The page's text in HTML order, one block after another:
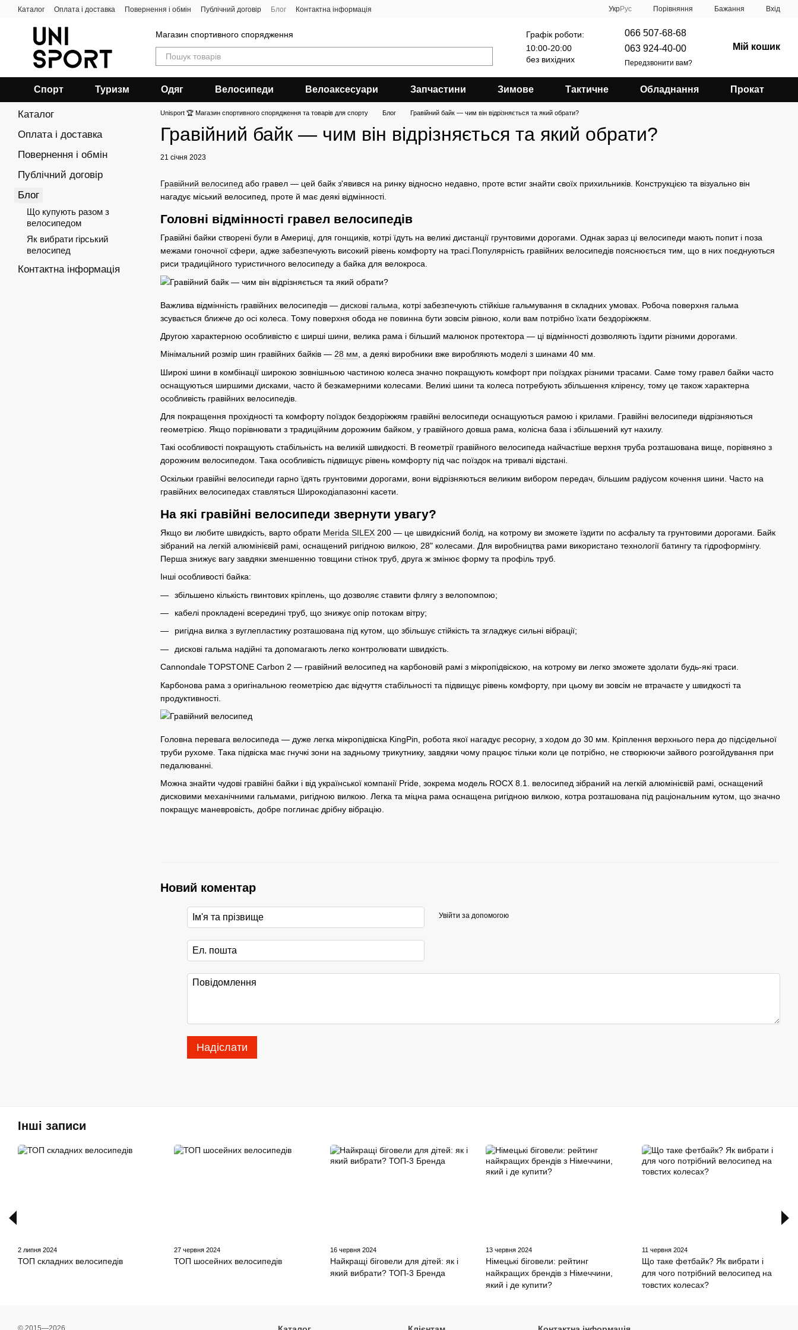
Перейти до основного контенту
Каталог Оплата і доставка Повернення і обмін Публічний договір Блог Контактна інформація УкрРус Порівняння Бажання Вхід
Магазин спортивного спорядження
Графік роботи:
10:00-20:00
без вихідних
066 507-68-68
063 924-40-00
Передзвонити вам?
Мій кошик
Спорт Туризм Одяг Велосипеди Велоаксесуари Запчастини Зимове Тактичне Обладнання Прокат
Unisport 🏆 Магазин спортивного спорядження та товарів для спорту Блог Гравійний байк — чим він відрізняється та який обрати?
Гравійний байк — чим він відрізняється та який обрати?
21 січня 2023
Гравійний велосипед або гравел — цей байк з'явився на ринку відносно недавно, проте встиг знайти своїх прихильників. Конструкцією та візуально він
нагадує міський велосипед, проте й має деякі відмінності.
Головні відмінності гравел велосипедів
Гравійні байки створені були в Америці, для гонщиків, котрі їдуть на великі дистанції грунтовими дорогами. Однак зараз ці велосипеди мають попит і поза
межами гоночної сфери, адже забезпечують високий рівень комфорту на трасі.Популярність гравійних велосипедів пояснюється тим, що в них поєднуються
риси традиційного туристичного велосипеду а байка для велокроса.
Важлива відмінність гравійних велосипедів — дискові гальма , котрі забезпечують стійкіше гальмування в складних умовах. Робоча поверхня гальма
зсувається ближче до осі колеса. Тому поверхня обода не повинна бути зовсім рівною, коли вам потрібно їхати бездоріжжям.
Другою характерною особливістю є ширші шини, велика рама і більший малюнок протектора — ці відмінності дозволяють їздити різними дорогами.
Мінімальний розмір шин гравійних байків — 28 мм, а деякі виробники вже виробляють моделі з шинами 40 мм.
Широкі шини в комбінації широкою зовнішньою частиною колеса значно покращують комфорт при поїздках різними трасами. Саме тому гравел байки часто
оснащуються ширшими дисками, часто й безкамерними колесами. Великі шини та колеса потребують збільшення кліренсу, тому це також характерна
особливість гравійних велосипедів.
Для покращення прохідності та комфорту поїздок бездоріжжям гравійні велосипеди оснащуються рамою і крилами. Гравійні велосипеди відрізняються
геометрією. Якщо порівнювати з традиційним дорожним байком, у гравійного довша рама, колісна база і збільшений кут нахилу.
Такі особливості покращують стабільність на великій швидкості. В геометрії гравійного велосипеда найчастіше верхня труба розташована вище, порівняно з
дорожним велосипедом. Така особливість підвищує рівень комфорту під час поїздок на тривалі відстані.
Оскільки гравійні велосипеди гарно їдять грунтовими дорогами, вони відрізняються великим вибором передач, більшим радіусом кочення шини. Часто на
гравійних велосипедах ставляться Широкодіапазонні касети.
На які гравійні велосипеди звернути увагу?
Якщо ви любите швидкість, варто обрати Merida SILEX 200 — це швидкісний болід, на котрому ви зможете їздити по асфальту та грунтовими дорогами. Байк
зібраний на легкій алюмінієвій рамі, оснащений ригідною вилкою, 28" колесами. Для виробництва рами використано технології батингу та гідроформінгу.
Перша знижує вагу завдяки зменшенню товщини стінок труб, друга ж змінює форму та профіль труб.
Інші особливості байка:
збільшено кількість гвинтових кріплень, що дозволяє ставити флягу з велопомпою;
кабелі прокладені всередині труб, що знижує опір потокам вітру;
ригідна вилка з вуглепластику розташована під кутом, що збільшує стійкість та згладжує сильні вібрації;
дискові гальма надійні та допомагають легко контролювати швидкість.
Cannondale TOPSTONE Carbon 2 — гравійний велосипед на карбоновій рамі з мікропідвіскою, на котрому ви легко зможете здолати будь-які траси.
Карбонова рама з оригінальною геометрією дає відчуття стабільності та підвищує рівень комфорту, при цьому ви зовсім не втрачаєте у швидкості та
продуктивності.
Головна перевага велосипеда — дуже легка мікропідвіска KingPin, робота якої нагадує ресорну, з ходом до 30 мм. Кріплення верхнього пера до підсідельної
труби рухоме. Така підвіска має гнучкі зони на задньому трикутнику, завдяки чому працює тільки коли це потрібно, не створюючи зайвого розгойдування при
педалюванні.
Можна знайти чудові гравійні байки і від української компанії Pride, зокрема модель ROCX 8.1. велосипед зібраний на легкій алюмінієвій рамі, оснащений
дисковими механічними гальмами, ригідною вилкою. Легка та міцна рама оснащена ригідною вилкою, котра розташована під раціональним кутом, що значно
покращує маневровість, добре поглинає дрібну вібрацію.
Новий коментар
Увійти за допомогою
Надіслати
Каталог
Оплата і доставка
Повернення і обмін
Публічний договір
Блог
Що купують разом з
велосипедом
Як вибрати гірський
велосипед
Контактна інформація
Інші записи
2 липня 2024
ТОП складних велосипедів
27 червня 2024
ТОП шосейних велосипедів
16 червня 2024
Найкращі біговели для дітей: як і
який вибрати? ТОП-3 Бренда
13 червня 2024
Німецькі біговели: рейтинг
найкращих брендів з Німеччини,
який і де купити?
11 червня 2024
Що таке фетбайк? Як вибрати і
для чого потрібний велосипед на
товстих колесах?
© 2015—2026